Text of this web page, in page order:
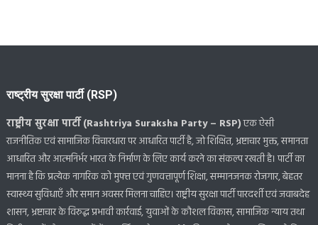
राष्ट्रीय सुरक्षा पार्टी (RSP)
राष्ट्रीय सुरक्षा पार्टी (Rashtriya Suraksha Party – RSP)एक ऐसी
राजनीतिक एवं सामाजिक विचारधारा पर आधारित पार्टी है, जो शिक्षित, भ्रष्टाचार मुक्त, समानता
आधारित और आत्मनिर्भर भारत के निर्माण के लिए कार्य करने का संकल्प रखती है। पार्टी का
मानना है कि प्रत्येक नागरिक को मुफ्त एवं गुणवत्तापूर्ण शिक्षा, सम्मानजनक रोजगार, बेहतर
स्वास्थ्य सुविधाएँ और समान अवसर मिलना चाहिए। राष्ट्रीय सुरक्षा पार्टी पारदर्शी एवं जवाबदेह
शासन, भ्रष्टाचार के विरुद्ध प्रभावी कार्रवाई, युवाओं के कौशल विकास, सामाजिक न्याय तथा